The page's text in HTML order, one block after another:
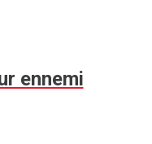
ennemi